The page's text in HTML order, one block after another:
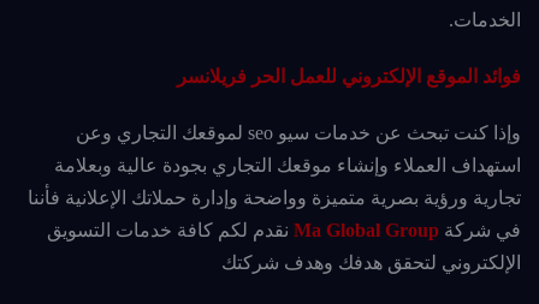
الخدمات.
فوائد الموقع الإلكتروني للعمل الحر فريلانسر
وإذا كنت تبحث عن خدمات سيو seo لموقعك التجاري وعن
استهداف العملاء وإنشاء موقعك التجاري بجودة عالية وبعلامة
تجارية ورؤية بصرية متميزة وواضحة وإدارة حملاتك الإعلانية فأننا
في شركة Ma Global Group نقدم لكم كافة خدمات التسويق
الإلكتروني لتحقق هدفك وهدف شركتك